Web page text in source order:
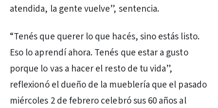
atendida, la gente vuelve”, sentencia.
“Tenés que querer lo que hacés, sino estás listo.
Eso lo aprendí ahora. Tenés que estar a gusto
porque lo vas a hacer el resto de tu vida”,
reflexionó el dueño de la mueblería que el pasado
miércoles 2 de febrero celebró sus 60 años al